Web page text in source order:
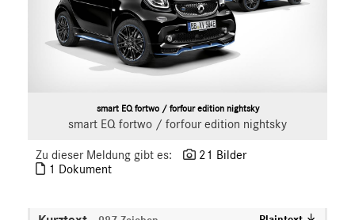
G-Klasse
Vans
Marken & Produkte
ANSPRECHPARTNER
smart EQ fortwo / forfour edition nightsky
smart EQ fortwo / forfour edition nightsky
Zu dieser Meldung gibt es:
21 Bilder
1 Dokument